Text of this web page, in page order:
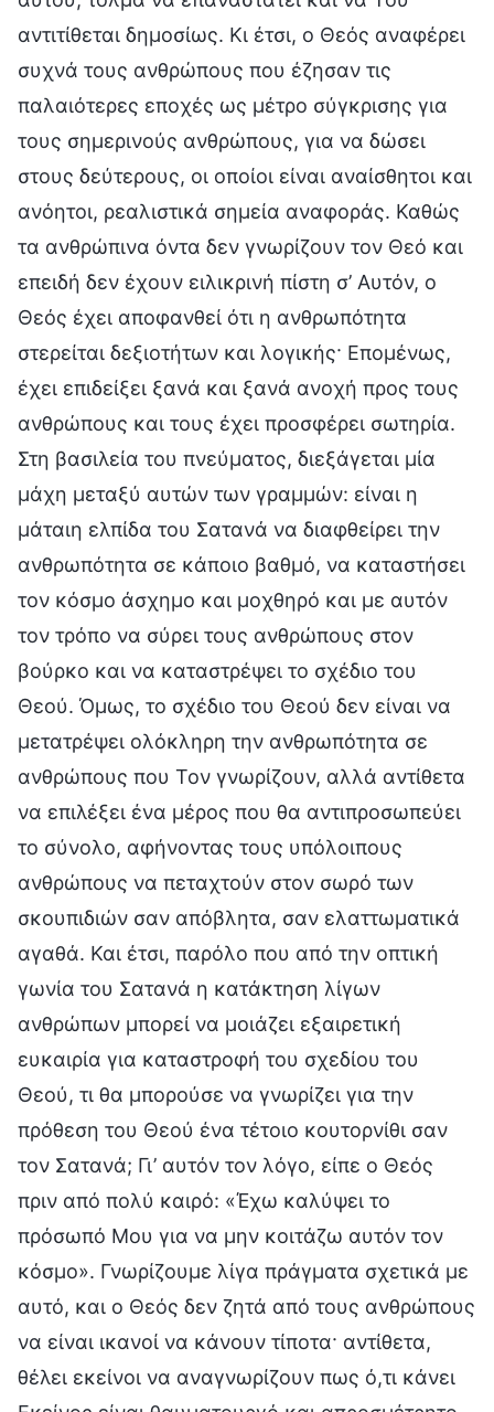
αντιτίθεται δημοσίως. Κι έτσι, ο Θεός αναφέρει
συχνά τους ανθρώπους που έζησαν τις
παλαιότερες εποχές ως μέτρο σύγκρισης για
τους σημερινούς ανθρώπους, για να δώσει
στους δεύτερους, οι οποίοι είναι αναίσθητοι και
ανόητοι, ρεαλιστικά σημεία αναφοράς. Καθώς
τα ανθρώπινα όντα δεν γνωρίζουν τον Θεό και
επειδή δεν έχουν ειλικρινή πίστη σ’ Αυτόν, ο
Θεός έχει αποφανθεί ότι η ανθρωπότητα
στερείται δεξιοτήτων και λογικής· Επομένως,
έχει επιδείξει ξανά και ξανά ανοχή προς τους
ανθρώπους και τους έχει προσφέρει σωτηρία.
Στη βασιλεία του πνεύματος, διεξάγεται μία
μάχη μεταξύ αυτών των γραμμών: είναι η
μάταιη ελπίδα του Σατανά να διαφθείρει την
ανθρωπότητα σε κάποιο βαθμό, να καταστήσει
τον κόσμο άσχημο και μοχθηρό και με αυτόν
τον τρόπο να σύρει τους ανθρώπους στον
βούρκο και να καταστρέψει το σχέδιο του
Θεού. Όμως, το σχέδιο του Θεού δεν είναι να
μετατρέψει ολόκληρη την ανθρωπότητα σε
ανθρώπους που Τον γνωρίζουν, αλλά αντίθετα
να επιλέξει ένα μέρος που θα αντιπροσωπεύει
το σύνολο, αφήνοντας τους υπόλοιπους
ανθρώπους να πεταχτούν στον σωρό των
σκουπιδιών σαν απόβλητα, σαν ελαττωματικά
αγαθά. Και έτσι, παρόλο που από την οπτική
γωνία του Σατανά η κατάκτηση λίγων
ανθρώπων μπορεί να μοιάζει εξαιρετική
ευκαιρία για καταστροφή του σχεδίου του
Θεού, τι θα μπορούσε να γνωρίζει για την
πρόθεση του Θεού ένα τέτοιο κουτορνίθι σαν
τον Σατανά; Γι’ αυτόν τον λόγο, είπε ο Θεός
πριν από πολύ καιρό: «Έχω καλύψει το
πρόσωπό Μου για να μην κοιτάζω αυτόν τον
κόσμο». Γνωρίζουμε λίγα πράγματα σχετικά με
αυτό, και ο Θεός δεν ζητά από τους ανθρώπους
να είναι ικανοί να κάνουν τίποτα· αντίθετα,
θέλει εκείνοι να αναγνωρίζουν πως ό,τι κάνει